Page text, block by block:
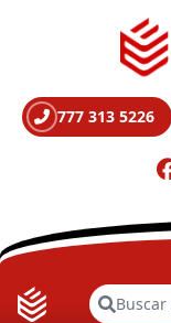
777 313 5226
Buscar